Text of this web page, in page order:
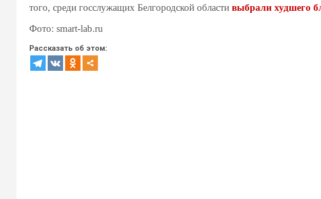
того, среди госслужащих Белгородской области выбрали худшего
Фото: smart-lab.ru
Рассказать об этом: